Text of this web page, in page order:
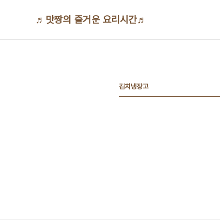
♬맛짱의 즐거운 요리시간♬
김치냉장고